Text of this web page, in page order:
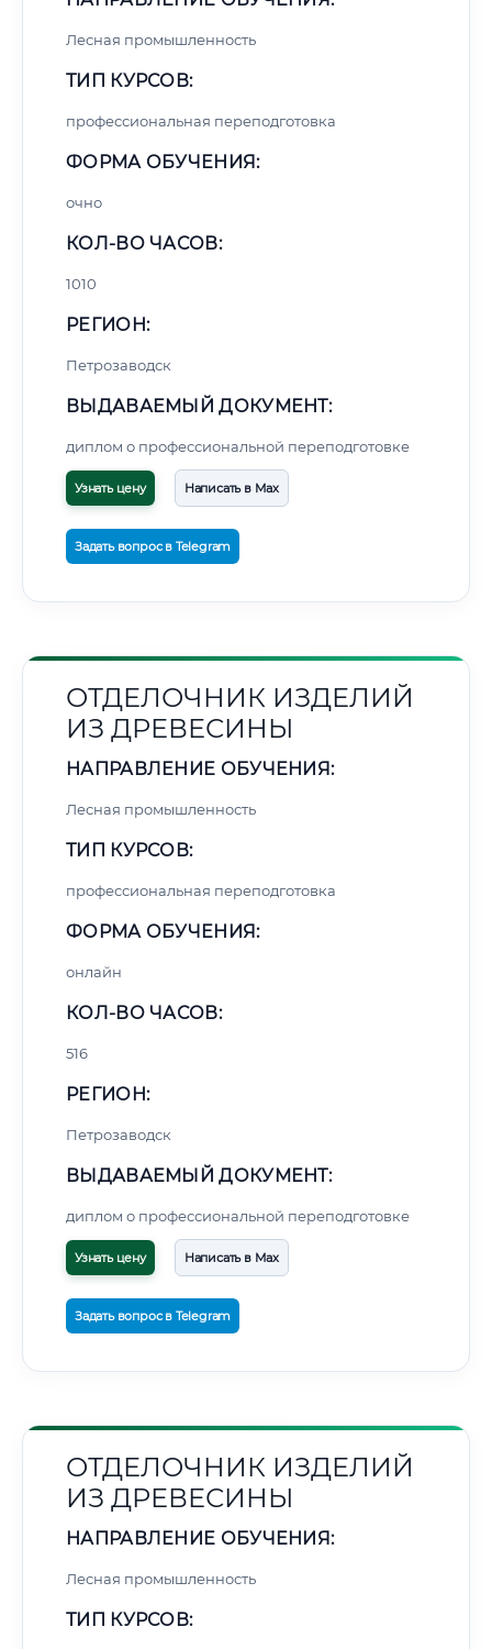
Лесная промышленность
ТИП КУРСОВ:
профессиональная переподготовка
ФОРМА ОБУЧЕНИЯ:
очно
КОЛ-ВО ЧАСОВ:
1010
РЕГИОН:
Петрозаводск
ВЫДАВАЕМЫЙ ДОКУМЕНТ:
диплом о профессиональной переподготовке
Узнать цену Написать в Max
Задать вопрос в Telegram
ОТДЕЛОЧНИК ИЗДЕЛИЙ
ИЗ ДРЕВЕСИНЫ
НАПРАВЛЕНИЕ ОБУЧЕНИЯ:
Лесная промышленность
ТИП КУРСОВ:
профессиональная переподготовка
ФОРМА ОБУЧЕНИЯ:
онлайн
КОЛ-ВО ЧАСОВ:
516
РЕГИОН:
Петрозаводск
ВЫДАВАЕМЫЙ ДОКУМЕНТ:
диплом о профессиональной переподготовке
Узнать цену Написать в Max
Задать вопрос в Telegram
ОТДЕЛОЧНИК ИЗДЕЛИЙ
ИЗ ДРЕВЕСИНЫ
НАПРАВЛЕНИЕ ОБУЧЕНИЯ:
Лесная промышленность
ТИП КУРСОВ: